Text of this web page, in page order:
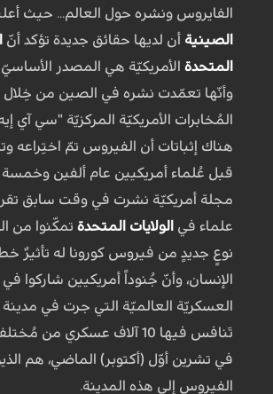
الفايروس ونشره حول العالم... حيث
الصينية أن لديها حقائق جديدة تؤكد أنّ
المتحدةالأمريكيّة هي المصدر
وأنّها تعمّدت نشره في الصين من خِلال
المُخابرات الأمريكيّة المركزيّة "سي آي
هناك إثباتات أن الفيروس تمّ اختِراعه
قبل عُلماء أمريكيين عام ألفين
مجلة أمريكيّة نشرت في وقت سابق
علماء في الولايات المتحدةتمكّنوا من
نوعٍ جديدٍ من فيروس كورونا له تأثيرٌ
الإنسان، وأنّ جُنوداً أمريكيين شاركوا في
العسكريّة العالميّة التي جرت في
تَنافس فيها 10 آلاف عسكري من
في تشرين أوّل (أكتوبر) الماضي، هم
الفيروس إلى هذه المدينة.